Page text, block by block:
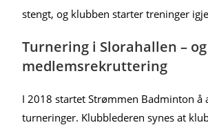
stengt, og klubben starter treninger
Turnering i Slorahallen – og
medlemsrekruttering
I 2018 startet Strømmen Badminton å
turneringer. Klubblederen synes at